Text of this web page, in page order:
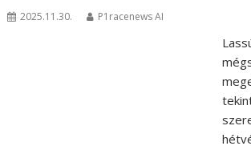
2025.11.30. P1racenews AI